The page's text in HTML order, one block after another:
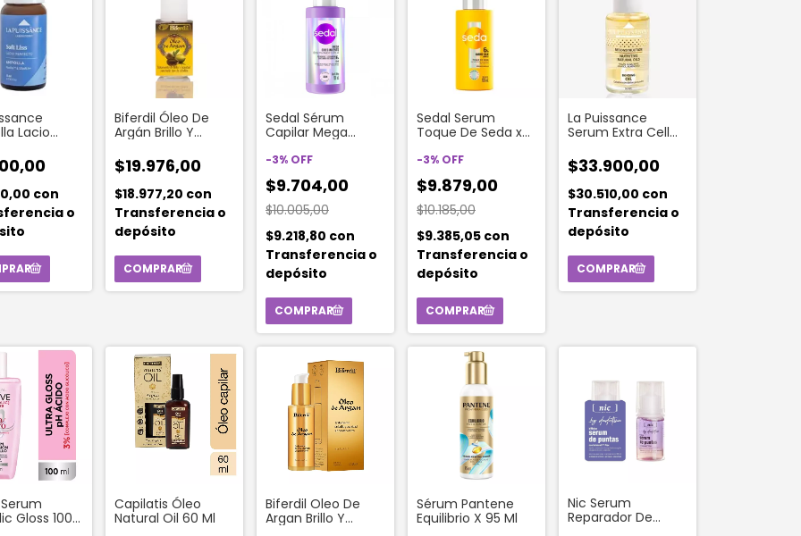
Lacio
con
o
Biferdil Óleo De
Argán Brillo Y
$19.976,00
$18.977,20 con
Transferencia o
depósito
Sedal Sérum
Capilar Mega
ml
-3% OFF
$9.704,00
$10.005,00
$9.218,80 con
Transferencia o
depósito
Sedal Serum
Toque De Seda x
-3% OFF
$9.879,00
$10.185,00
$9.385,05 con
Transferencia o
depósito
La Puissance
Serum Extra Cell
$33.900,00
$30.510,00 con
Transferencia o
depósito
Gloss 100
Capilatis Óleo
Natural Oil 60 Ml
Biferdil Oleo De
Argan Brillo Y
Sérum Pantene
Equilibrio X 95 Ml
Nic Serum
Reparador De